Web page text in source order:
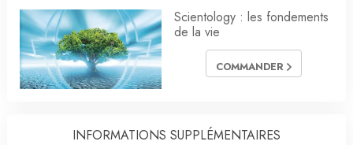
Scientology : les fondements
de la vie
COMMANDER
INFORMATIONS SUPPLÉMENTAIRES